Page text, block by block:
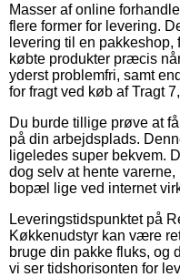
Masser af online
flere former for levering.
levering til en
købte produkter præcis
yderst problemfri, samt
for fragt ved køb af Tragt
Du burde tillige prøve at
på din arbejdsplads.
ligeledes super bekvem.
dog selv at hente
bopæl lige ved internet
Leveringstidspunktet på
Køkkenudstyr kan være
bruge din pakke fluks, og
vi ser tidshorisonten for